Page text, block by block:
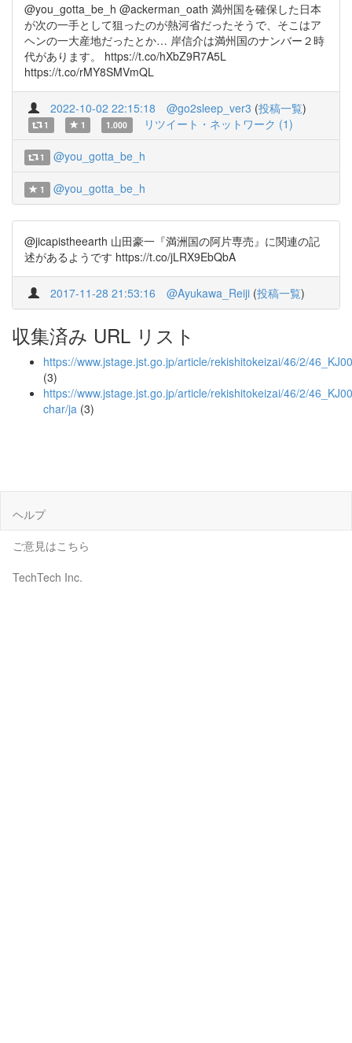
@you_gotta_be_h @ackerman_oath 満州国を確保した日本
が次の一手として狙ったのが熱河省だったそうで、そこはア
ヘンの一大産地だったとか… 岸信介は満州国のナンバー２時
代があります。 https://t.co/hXbZ9R7A5L
https://t.co/rMY8SMVmQL
2022-10-02 22:15:18 @go2sleep_ver3 (投稿一覧)
1 1 1.000 リツイート・ネットワーク (1)
1 @you_gotta_be_h
1 @you_gotta_be_h
@jicapistheearth 山田豪一『満洲国の阿片専売』に関連の記
述があるようです https://t.co/jLRX9EbQbA
2017-11-28 21:53:16 @Ayukawa_Reiji (投稿一覧)
収集済み URL リスト
https://www.jstage.jst.go.jp/article/rekishitokeizai/46/2/
(3)
https://www.jstage.jst.go.jp/article/rekishitokeizai/46/2/
char/ja (3)
ヘルプ
ご意見はこちら
TechTech Inc.